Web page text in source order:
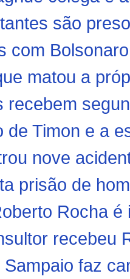
são
com
matou a
recebem
de Timon e a
nove
prisão de
Rocha
recebeu
Sampaio faz